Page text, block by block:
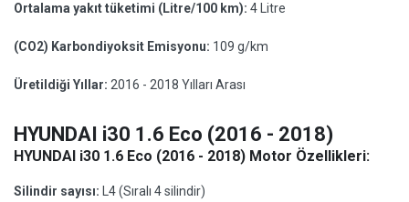
Ortalama yakıt tüketimi (Litre/100 km): 4 Litre
(CO2) Karbondiyoksit Emisyonu: 109 g/km
Üretildiği Yıllar: 2016 - 2018 Yılları Arası
HYUNDAI i30 1.6 Eco (2016 - 2018)
HYUNDAI i30 1.6 Eco (2016 - 2018) Motor Özellikleri:
Silindir sayısı: L4 (Sıralı 4 silindir)